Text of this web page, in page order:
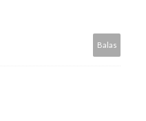
Balas